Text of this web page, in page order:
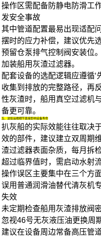
操作区需配备防静电防滑工
发安全事故
其中管道配置最易出现适配问
摆时的应力补偿，建议优先
预留仓泵排气控制阀 安装位
加装船用灰渣过滤器。
配套设备的选配逻辑应遵循‘
收集到排放的完整路径，再
性灰渣时， 船用真空过滤机
备更可靠。
五、这些运维细节直接影响设备寿命
扒灰船的实际效能往往取决
效的部件，建议建立双周期
渣过滤器表面杂质，每月拆
超过临界值时，需启动水射
操作误区主要集中在三个方面
误用普通润滑油替代清灰机
失效
未定期检查船用灰渣排放阀
忽视46号无灰液压油更换周
建议在设备周边常备高压管